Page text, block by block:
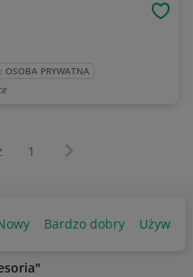
OSOBA PRYWATNA
1 Następna strona
Bardzo dobry Używany